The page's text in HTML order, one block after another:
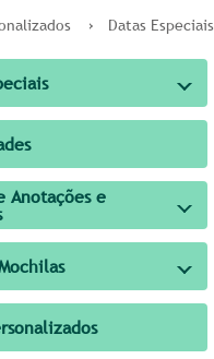
Datas Especiais
Anotações e